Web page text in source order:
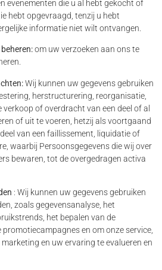
evenementen die u al hebt gekocht of
hebt opgevraagd, tenzij u hebt
informatie niet wilt ontvangen.
om uw verzoeken aan ons te
Wij kunnen uw gegevens gebruiken
herstructurering, reorganisatie,
of overdracht van een deel of al
of uit te voeren, hetzij als voortgaand
van een faillissement, liquidatie of
waarbij Persoonsgegevens die wij over
bewaren, tot de overgedragen activa
: Wij kunnen uw gegevens gebruiken
zoals gegevensanalyse, het
het bepalen van de
en om onze service,
en uw ervaring te evalueren en